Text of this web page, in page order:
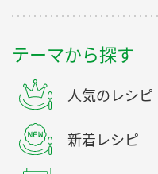
テーマから探す
人気のレシピ
新着レシピ